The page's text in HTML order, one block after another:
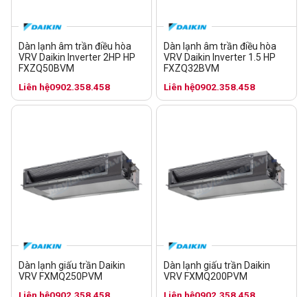
Dàn lạnh âm trần điều hòa
VRV Daikin Inverter 2HP HP
FXZQ50BVM
Liên hệ0902.358.458
Dàn lạnh âm trần điều hòa
VRV Daikin Inverter 1.5 HP
FXZQ32BVM
Liên hệ0902.358.458
Dàn lạnh giấu trần Daikin
VRV FXMQ250PVM
Dàn lạnh giấu trần Daikin
VRV FXMQ200PVM